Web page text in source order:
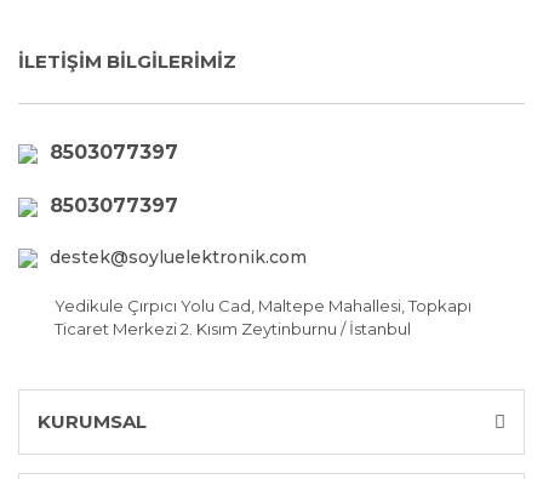
İLETİŞİM BİLGİLERİMİZ
8503077397
8503077397
destek@soyluelektronik.com
Yedikule Çırpıcı Yolu Cad, Maltepe Mahallesi, Topkapı
Ticaret Merkezi 2. Kısım Zeytinburnu / İstanbul
KURUMSAL